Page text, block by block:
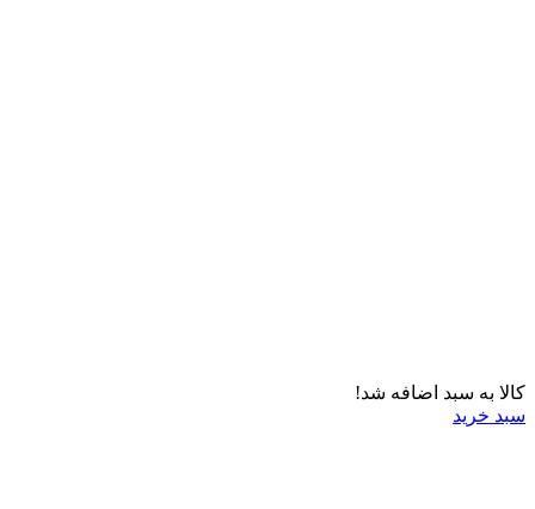
کالا به سبد اضافه شد!
سبد خرید